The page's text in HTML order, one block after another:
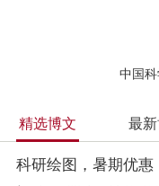
中国
精选博文 最
科研绘图，暑期优惠